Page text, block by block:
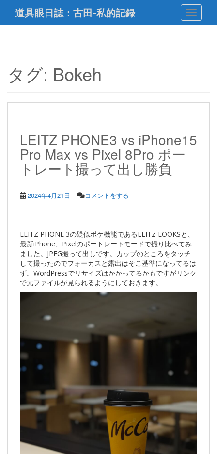
i
道具眼日誌：古田-私的記録 Toggle
タグ: Bokeh
LEITZ PHONE3 vs iPhone15
Pro Max vs Pixel 8Pro ポー
トレート撮って出し勝負
2024年4月21日 コメントをする
LEITZ PHONE 3の疑似ボケ機能であるLEITZ LOOKSと、
最新iPhone、Pixelのポートレートモードで撮り比べてみ
ました。JPEG撮って出しです。カップのところをタッチ
して撮ったのでフォーカスと露出はそこ基準になってるは
ず。WordPressでリサイズはかかってるかもですがリンク
で元ファイルが見られるようにしておきます。